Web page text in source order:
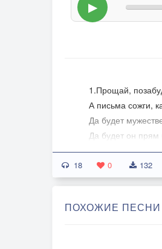
▶
1.Прощай,
А письма сожги,
Да будет
Да будет он прям
ПРИПЕВ:
Да будет во мгле
Звёздная мишура,
У твоего костра.
18 0 132
ПОХОЖИЕ ПЕСНИ